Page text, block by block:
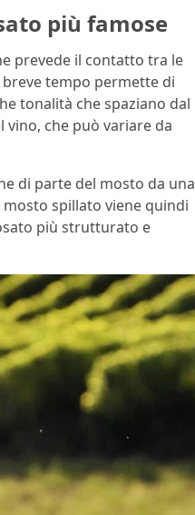
più famose
prevede il contatto tra le
tempo permette di
tonalità che spaziano dal
che può variare da
di parte del mosto da una
spillato viene quindi
più strutturato e